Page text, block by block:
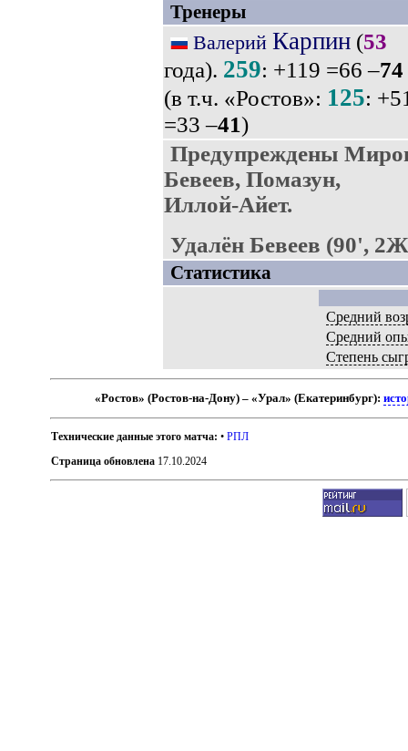
Тренеры
Валерий Карпин(53
года). 259: +119 =66 –74
(в т.ч. «Ростов»: 125:
=33 –41)
Предупреждены
Бевеев, Помазун,
Иллой-Айет.
Удалён Бевеев (90',
Статистика
Средний
Средний
Степень
«Ростов» (Ростов-на-Дону) – «Урал» (Екатеринбург):
Технические данные этого матча: •РПЛ
Страница обновлена 17.10.2024